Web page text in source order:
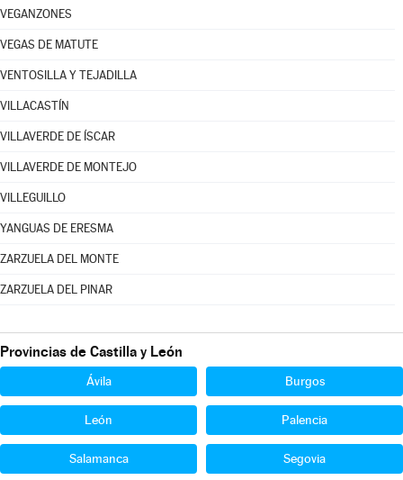
VEGANZONES
VEGAS DE MATUTE
VENTOSILLA Y TEJADILLA
VILLACASTÍN
VILLAVERDE DE ÍSCAR
VILLAVERDE DE MONTEJO
VILLEGUILLO
YANGUAS DE ERESMA
ZARZUELA DEL MONTE
ZARZUELA DEL PINAR
Provincias de Castilla y León
Ávila Burgos
León Palencia
Salamanca Segovia